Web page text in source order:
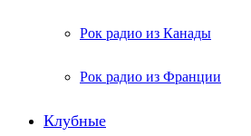
Рок радио из Канады
Рок радио из Франции
Клубные